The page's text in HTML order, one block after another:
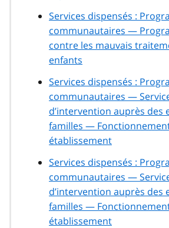
Services dispensés :
communautaires —
contre les mauvais
enfants
Services dispensés :
communautaires —
d’intervention auprès des
familles —
établissement
Services dispensés :
communautaires —
d’intervention auprès des
familles —
établissement